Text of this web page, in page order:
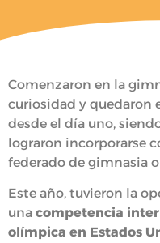
Comenzaron en la
curiosidad y quedaron
desde el día uno,
lograron incorporarse
federado de gimnasia
Este año, tuvieron la
una competencia
olímpica en Estados